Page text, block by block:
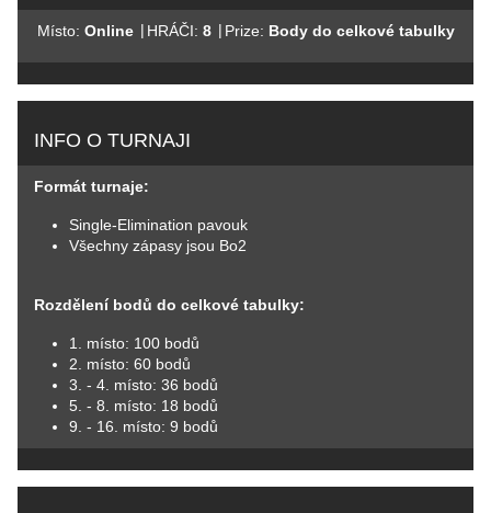
Místo: Online | HRÁČI: 8 | Prize: Body do celkové tabulky
INFO O TURNAJI
Formát turnaje:
Single-Elimination pavouk
Všechny zápasy jsou Bo2
Rozdělení bodů do celkové tabulky:
1. místo: 100 bodů
2. místo: 60 bodů
3. - 4. místo: 36 bodů
5. - 8. místo: 18 bodů
9. - 16. místo: 9 bodů